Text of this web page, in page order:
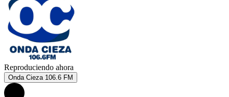
Reproduciendo ahora
Onda Cieza 106.6 FM